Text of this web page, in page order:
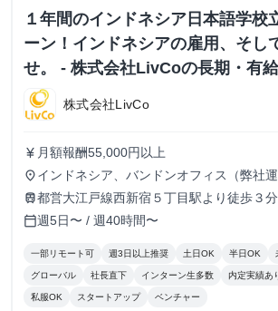
１年間のインドネシア日本語学校
ーン！インドネシアの雇用、そし
せ。 - 株式会社LivCoの長期・有
ップ
株式会社LivCo
currency_yen 月額報酬55,000円以上
place インドネシア、バンドンオフィス（弊社運
オフィス） 住所Jl. Cihanjuang No.06,
Cihanjuang, Kec. Parongpong,
train都営大江戸線西新宿５丁目駅より徒歩３分
歩20分、東京メトロ丸の内線西新宿駅より
calendar_today週5日〜 / 週40時間〜
一部リモート可 週3日以上推奨 土日OK 半日OK
グローバル 社長直下 インターン生多数 内定実績あ
私服OK スタートアップ ベンチャー